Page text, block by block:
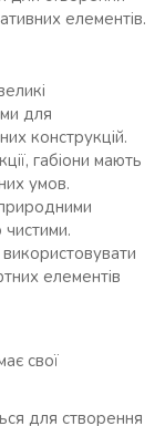
елементів.
для
конструкцій.
габіони мають
умов.
елементів
свої
для створення